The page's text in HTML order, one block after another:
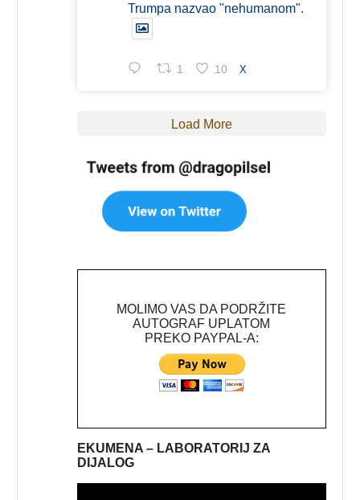
Trumpa nazvao "nehumanom".
1 10 X
Load More
MOLIMO VAS DA PODRŽITE
AUTOGRAF UPLATOM
PREKO PAYPAL-A:
EKUMENA – LABORATORIJ ZA
DIJALOG